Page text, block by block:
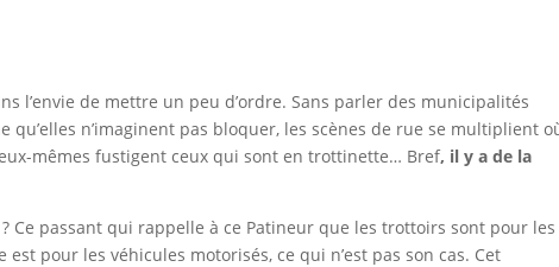
l’envie de mettre un peu d’ordre. Sans parler des municipalités
n’imaginent pas bloquer, les scènes de rue se multiplient
mêmes fustigent ceux qui sont en trottinette… Bref, il y a de la
Ce passant qui rappelle à ce Patineur que les trottoirs sont pour les
pour les véhicules motorisés, ce qui n’est pas son cas. Cet